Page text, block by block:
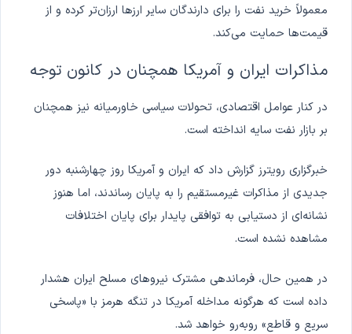
معمولاً خرید نفت را برای دارندگان سایر ارزها ارزان‌تر کرده و از
قیمت‌ها حمایت می‌کند.
مذاکرات ایران و آمریکا همچنان در کانون توجه
در کنار عوامل اقتصادی، تحولات سیاسی خاورمیانه نیز همچنان
بر بازار نفت سایه انداخته است.
خبرگزاری رویترز گزارش داد که ایران و آمریکا روز چهارشنبه دور
جدیدی از مذاکرات غیرمستقیم را به پایان رساندند، اما هنوز
نشانه‌ای از دستیابی به توافقی پایدار برای پایان اختلافات
مشاهده نشده است.
در همین حال، فرماندهی مشترک نیروهای مسلح ایران هشدار
داده است که هرگونه مداخله آمریکا در تنگه هرمز با «پاسخی
سریع و قاطع» روبه‌رو خواهد شد.